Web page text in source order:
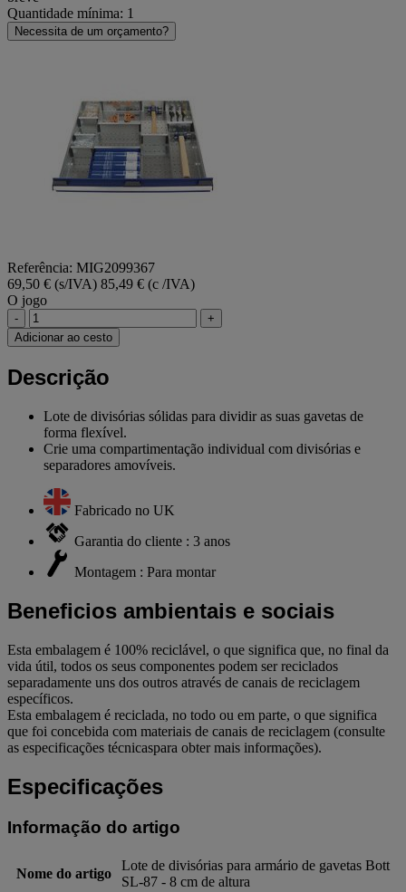
Quantidade mínima: 1
Necessita de um orçamento?
Referência: MIG2099367
69,50 € (s/IVA) 85,49 € (c /IVA)
O jogo
-
+
Adicionar ao cesto
Descrição
Lote de divisórias sólidas para dividir as suas gavetas de
forma flexível.
Crie uma compartimentação individual com divisórias e
separadores amovíveis.
Fabricado no UK
Garantia do cliente : 3 anos
Montagem : Para montar
Beneficios ambientais e sociais
Esta embalagem é 100% reciclável, o que significa que, no final da
vida útil, todos os seus componentes podem ser reciclados
separadamente uns dos outros através de canais de reciclagem
específicos.
Esta embalagem é reciclada, no todo ou em parte, o que significa
que foi concebida com materiais de canais de reciclagem (consulte
as especificações técnicaspara obter mais informações).
Especificações
Informação do artigo
Nome do artigo
Lote de divisórias para armário de gavetas Bott
SL-87 - 8 cm de altura